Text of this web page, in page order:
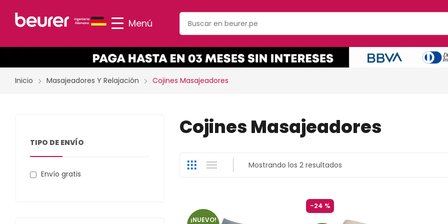
Menú
Inicio Masajeadores Y Relajación Cojines Masajeadores
Cojines Masajeadores
Mostrando los 2 resultados
¡NUEVO!
-24 %
TIPO DE ENVÍO
Envío gratis